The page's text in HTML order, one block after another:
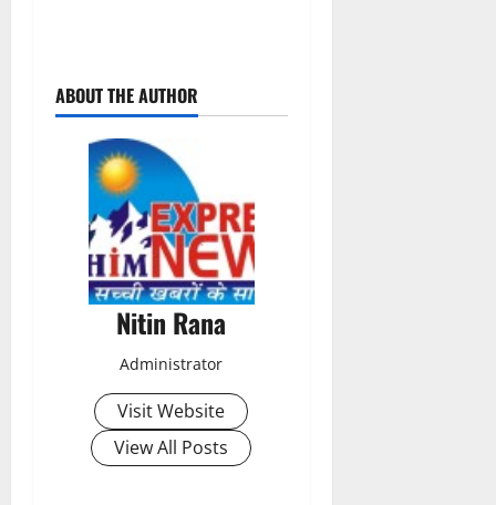
o
ABOUT THE AUTHOR
Nitin Rana
Administrator
Visit Website
View All Posts